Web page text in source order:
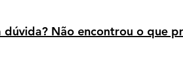
dúvida? Não encontrou o que